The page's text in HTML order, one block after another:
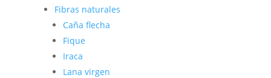
Fibras naturales
Caña flecha
Fique
Iraca
Lana virgen